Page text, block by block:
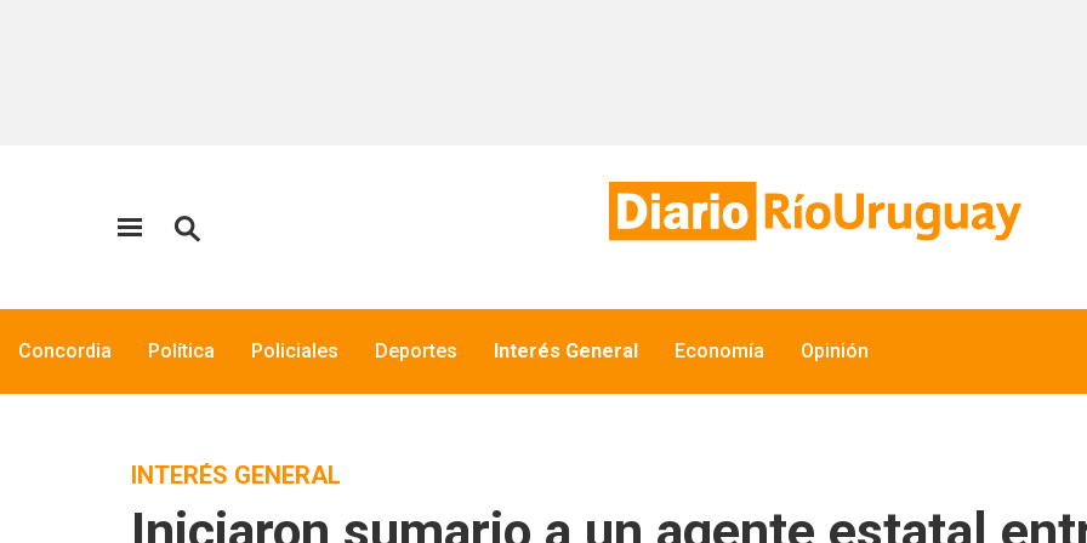
Concordia Política Policiales Deportes Interés General Economía Opinión
INTERÉS GENERAL
Iniciaron sumario a un agente estatal